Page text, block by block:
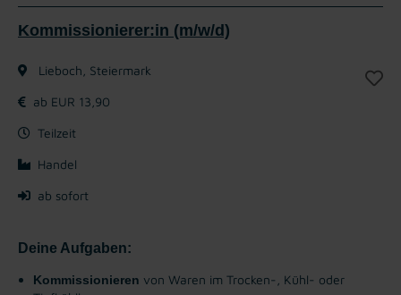
Kommissionierer:in (m/w/d)
Lieboch, Steiermark
ab EUR 13,90
Teilzeit
Handel
ab sofort
Deine Aufgaben:
Kommissionieren von Waren im Trocken-, Kühl- oder